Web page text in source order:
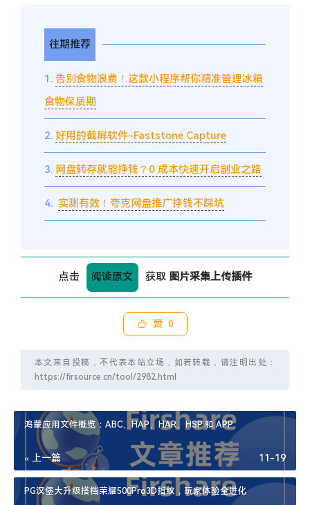
往期推荐
1. 告别食物浪费！这款小程序帮你精准管理冰箱
食物保质期
2. 好用的截屏软件-Faststone Capture
3. 网盘转存就能挣钱？0 成本快速开启副业之路
4. 实测有效！夸克网盘推广挣钱不踩坑
点击 阅读原文 获取 图片采集上传插件
赞 0
本文来自投稿，不代表本站立场，如若转载，请注明出处：
https://firsource.cn/tool/2982.html
鸿蒙应用文件概览：ABC、HAP、HAR、HSP 和 APP
« 上一篇 11-19
PG汉堡大升级搭档荣耀500Pro3D指纹，玩家体验全进化